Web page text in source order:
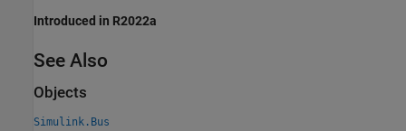
Introduced in R2022a
See Also
Objects
Simulink.Bus